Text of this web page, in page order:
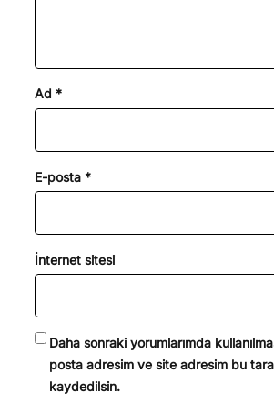
Ad *
E-posta *
İnternet sitesi
Daha sonraki yorumlarımda
posta adresim ve site adresim bu
kaydedilsin.